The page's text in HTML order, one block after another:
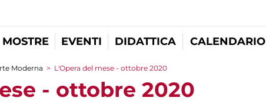
MOSTRE EVENTI DIDATTICA CALENDARIO
Moderna > L'Opera del mese - ottobre 2020
- ottobre 2020